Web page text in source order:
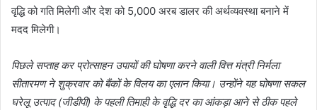
वृद्धि को गति मिलेगी और देश को 5,000 अरब डालर की अर्थव्यवस्था बनाने में
मदद मिलेगी।
पिछले सप्ताह कर प्रोत्साहन उपायों की घोषणा करने वाली वित्त मंत्री निर्मला
सीतारमण ने शुक्रवार को बैंकों के विलय का एलान किया। उन्होंने यह घोषणा सकल
घरेलू उत्पाद (जीडीपी) के पहली तिमाही के वृद्धि दर का आंकड़ा आने से ठीक पहले